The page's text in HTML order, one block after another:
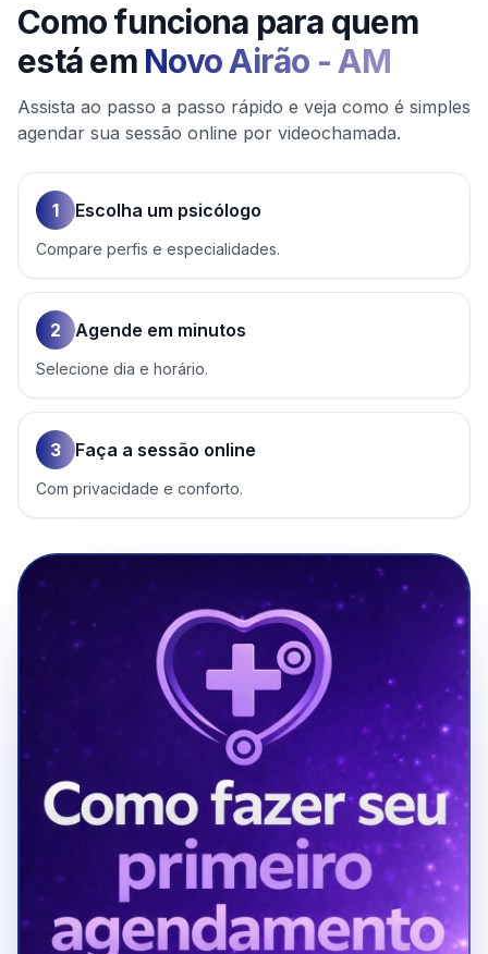
Como funciona para quem
está em Novo Airão - AM
Assista ao passo a passo rápido e veja como é simples
agendar sua sessão online por videochamada.
1 Escolha um psicólogo
Compare perfis e especialidades.
2 Agende em minutos
Selecione dia e horário.
3 Faça a sessão online
Com privacidade e conforto.